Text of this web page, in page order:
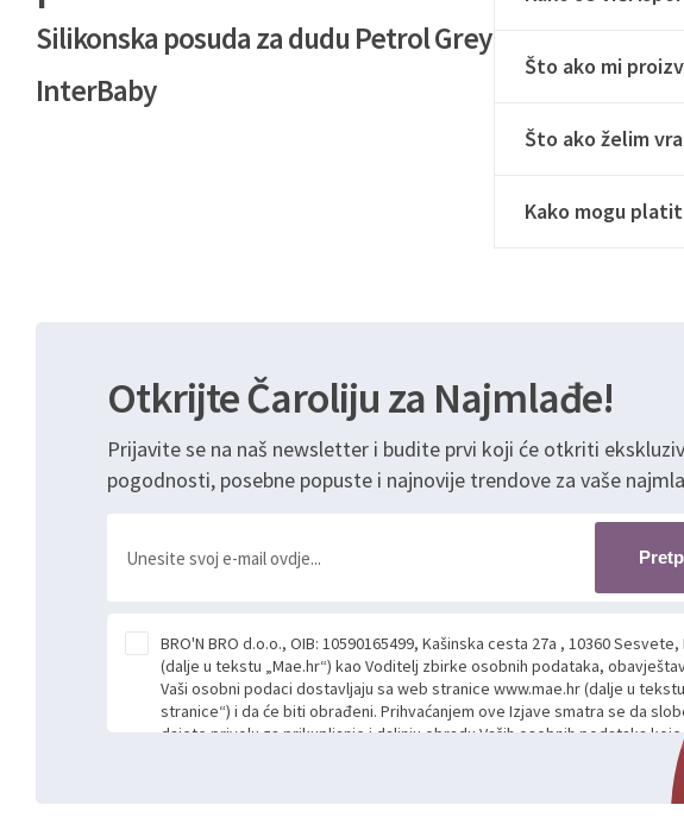
Silikonska posuda za dudu Petrol Grey
InterBaby
Što ako mi
Što ako želim
Kako mogu
Otkrijte Čaroliju za Najmlađe!
Prijavite se na naš newsletter i budite prvi koji će otkriti
pogodnosti, posebne popuste i najnovije trendove za vaše
BRO'N BRO d.o.o., OIB: 10590165499, Kašinska cesta 27a , 10360
(dalje u tekstu „Mae.hr“) kao Voditelj zbirke osobnih podataka,
Vaši osobni podaci dostavljaju sa web stranice www.mae.hr (dalje u
stranice“) i da će biti obrađeni. Prihvaćanjem ove Izjave smatra se da
dajete privolu za prikupljanje i daljnju obradu Vaših osobnih podataka
Mae.hr putem ovih web stranica u svrhu odgovora i daljnje komunikacije na
poslan kroz kontakt obrazac. Radi se o dobrovoljnom davanju podataka
niste dužni prihvatiti odnosno niste dužni unositi svoje osobne podatke u